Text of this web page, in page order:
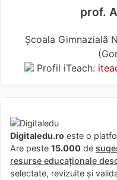
prof.
Școala Gimnazială
Profil iTeach:
Digitaledu.ro este o
Are peste 15.000 de
resurse educaționale
selectate, revizuite și